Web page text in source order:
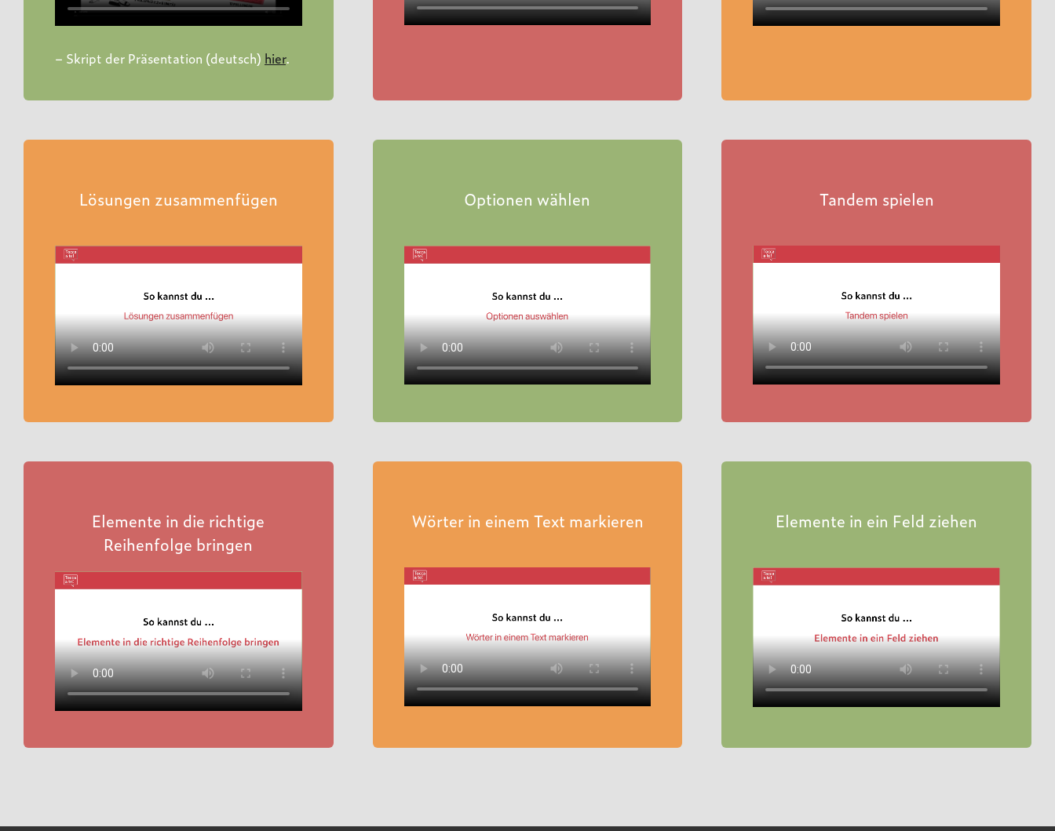
– Skript der Präsentation (deutsch) hier.
Lösungen zusammenfügen Optionen wählen Tandem spielen
Elemente in die richtige
Reihenfolge bringen
Wörter in einem Text markieren Elemente in ein Feld ziehen